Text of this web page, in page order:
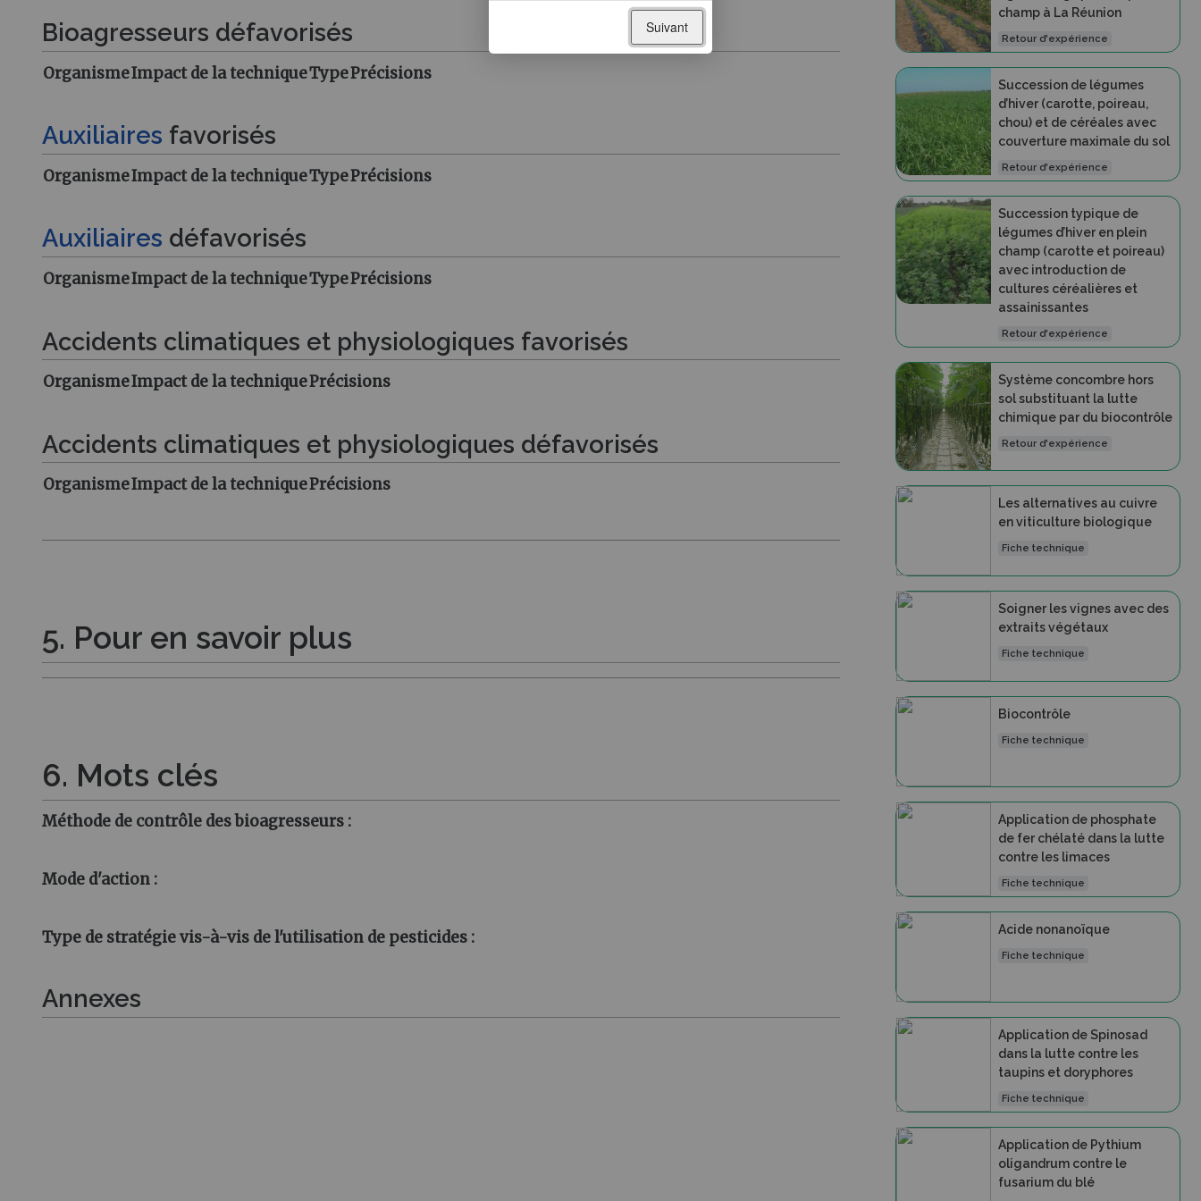
Bioagresseurs défavorisés
OrganismeImpact de la techniqueTypePrécisions
Auxiliaires favorisés
OrganismeImpact de la techniqueTypePrécisions
Auxiliaires défavorisés
OrganismeImpact de la techniqueTypePrécisions
Accidents climatiques et physiologiques favorisés
OrganismeImpact de la techniquePrécisions
Accidents climatiques et physiologiques défavorisés
OrganismeImpact de la techniquePrécisions
5. Pour en savoir plus
6. Mots clés
Méthode de contrôle des bioagresseurs :
Mode d'action :
Type de stratégie vis-à-vis de l'utilisation de pesticides :
Annexes
champ à La Réunion
Retour d'expérience
Succession de légumes
d’hiver (carotte, poireau,
chou) et de céréales avec
couverture maximale du sol
Retour d'expérience
Succession typique de
légumes d’hiver en plein
champ (carotte et poireau)
avec introduction de
cultures céréalières et
assainissantes
Retour d'expérience
Système concombre hors
sol substituant la lutte
chimique par du biocontrôle
Retour d'expérience
Les alternatives au cuivre
en viticulture biologique
Fiche technique
Soigner les vignes avec des
extraits végétaux
Fiche technique
Biocontrôle
Fiche technique
Application de phosphate
de fer chélaté dans la lutte
contre les limaces
Fiche technique
Acide nonanoïque
Fiche technique
Application de Spinosad
dans la lutte contre les
taupins et doryphores
Fiche technique
Application de Pythium
oligandrum contre le
fusarium du blé
Suivant